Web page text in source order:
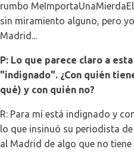
rumbo
sin miramiento alguno, pero
Madrid...
P: Lo que parece claro a
"indignado". ¿Con quién
qué) y con quién no?
R: Para mí está indignado y
lo que insinuó su periodista
al Madrid de algo que no tiene